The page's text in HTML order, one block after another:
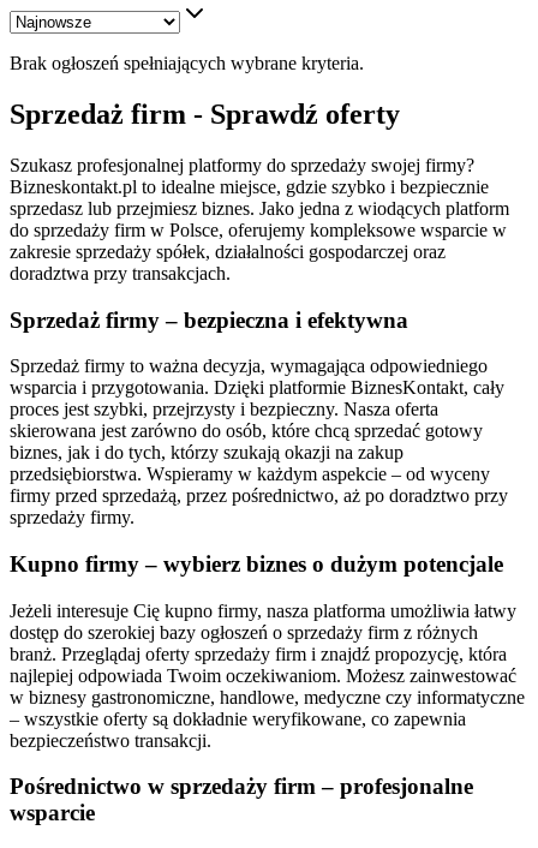
Brak ogłoszeń spełniających wybrane kryteria.
Sprzedaż firm - Sprawdź oferty
Szukasz profesjonalnej platformy do sprzedaży swojej firmy?
Bizneskontakt.pl to idealne miejsce, gdzie szybko i bezpiecznie
sprzedasz lub przejmiesz biznes. Jako jedna z wiodących platform
do sprzedaży firm w Polsce, oferujemy kompleksowe wsparcie w
zakresie sprzedaży spółek, działalności gospodarczej oraz
doradztwa przy transakcjach.
Sprzedaż firmy – bezpieczna i efektywna
Sprzedaż firmy to ważna decyzja, wymagająca odpowiedniego
wsparcia i przygotowania. Dzięki platformie BiznesKontakt, cały
proces jest szybki, przejrzysty i bezpieczny. Nasza oferta
skierowana jest zarówno do osób, które chcą sprzedać gotowy
biznes, jak i do tych, którzy szukają okazji na zakup
przedsiębiorstwa. Wspieramy w każdym aspekcie – od wyceny
firmy przed sprzedażą, przez pośrednictwo, aż po doradztwo przy
sprzedaży firmy.
Kupno firmy – wybierz biznes o dużym potencjale
Jeżeli interesuje Cię kupno firmy, nasza platforma umożliwia łatwy
dostęp do szerokiej bazy ogłoszeń o sprzedaży firm z różnych
branż. Przeglądaj oferty sprzedaży firm i znajdź propozycję, która
najlepiej odpowiada Twoim oczekiwaniom. Możesz zainwestować
w biznesy gastronomiczne, handlowe, medyczne czy informatyczne
– wszystkie oferty są dokładnie weryfikowane, co zapewnia
bezpieczeństwo transakcji.
Pośrednictwo w sprzedaży firm – profesjonalne
wsparcie